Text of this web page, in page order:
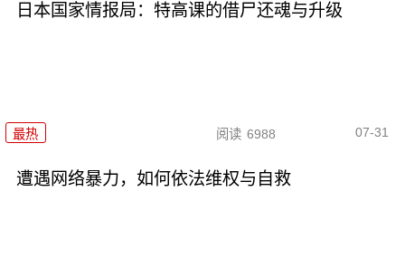
日本国家情报局：特高课的借尸还魂与升级
最热 阅读 6988 07-31
遭遇网络暴力，如何依法维权与自救